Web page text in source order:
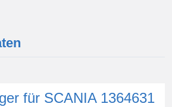
für SCANIA 1364631